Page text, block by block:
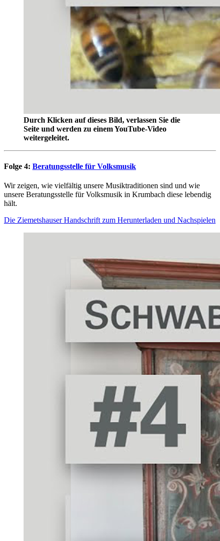
Durch Klicken auf dieses Bild, verlassen Sie die
Seite und werden zu einem YouTube-Video
weitergeleitet.
Folge 4: Beratungsstelle für Volksmusik
Wir zeigen, wie vielfältig unsere Musiktraditionen sind und wie
unsere Beratungsstelle für Volksmusik in Krumbach diese lebendig
hält.
Die Ziemetshauser Handschrift zum Herunterladen und Nachspielen